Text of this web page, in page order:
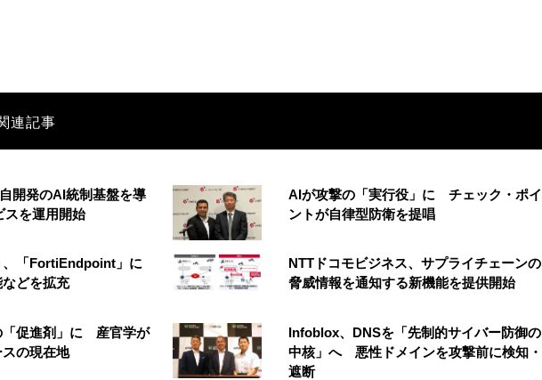
連記事
開発のAI統制基盤を導
スを運用開始
AIが攻撃の「実行役」に チェック・ポイ
ントが自律型防衛を提唱
、「FortiEndpoint」に
どを拡充
NTTドコモビジネス、サプライチェーンの
脅威情報を通知する新機能を提供開始
「促進剤」に 産官学が
の現在地
Infoblox、DNSを「先制的サイバー防御の
中核」へ 悪性ドメインを攻撃前に検知・
遮断